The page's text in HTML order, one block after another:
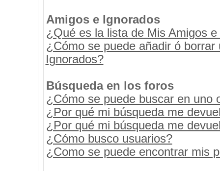
Amigos e Ignorados
¿Qué es la lista de Mis Amigos
¿Cómo se puede añadir ó
Ignorados?
Búsqueda en los foros
¿Cómo se puede buscar en uno
¿Por qué mi búsqueda me
¿Por qué mi búsqueda me
¿Cómo busco usuarios?
¿Como se puede encontrar mis